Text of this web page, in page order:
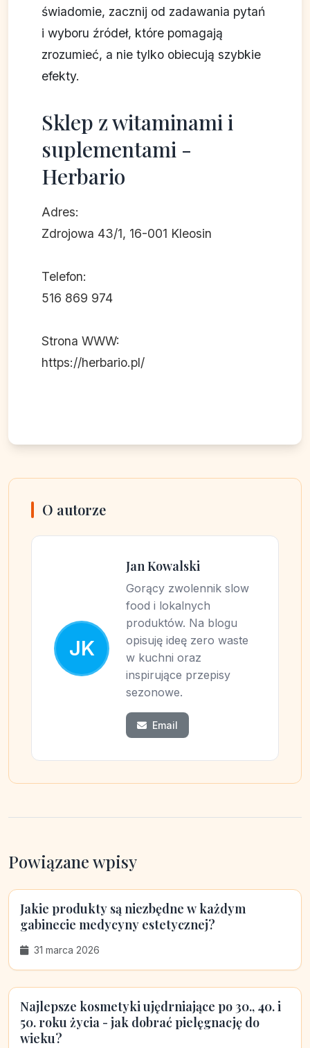
świadomie, zacznij od zadawania pytań
i wyboru źródeł, które pomagają
zrozumieć, a nie tylko obiecują szybkie
efekty.
Sklep z witaminami i
suplementami -
Herbario
Adres:
Zdrojowa 43/1, 16-001 Kleosin
Telefon:
516 869 974
Strona WWW:
https://herbario.pl/
O autorze
JK
Jan Kowalski
Gorący zwolennik slow
food i lokalnych
produktów. Na blogu
opisuję ideę zero waste
w kuchni oraz
inspirujące przepisy
sezonowe.
Email
Powiązane wpisy
Jakie produkty są niezbędne w każdym
gabinecie medycyny estetycznej?
31 marca 2026
Najlepsze kosmetyki ujędrniające po 30., 40. i
50. roku życia - jak dobrać pielęgnację do
wieku?